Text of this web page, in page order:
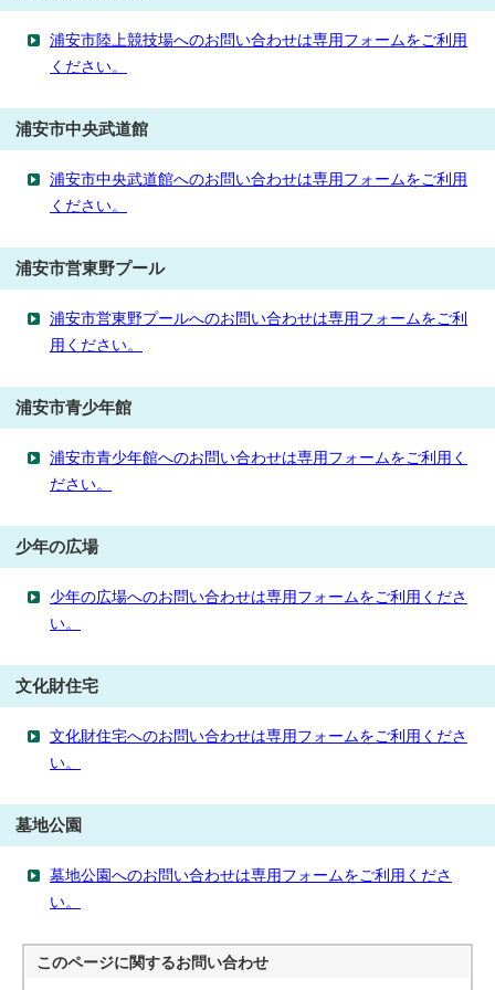
浦安市陸上競技場へのお問い合わせは専用フォームをご利用
ください。
浦安市中央武道館
浦安市中央武道館へのお問い合わせは専用フォームをご利用
ください。
浦安市営東野プール
浦安市営東野プールへのお問い合わせは専用フォームをご利
用ください。
浦安市青少年館
浦安市青少年館へのお問い合わせは専用フォームをご利用く
ださい。
少年の広場
少年の広場へのお問い合わせは専用フォームをご利用くださ
い。
文化財住宅
文化財住宅へのお問い合わせは専用フォームをご利用くださ
い。
墓地公園
墓地公園へのお問い合わせは専用フォームをご利用くださ
い。
このページに関するお問い合わせ